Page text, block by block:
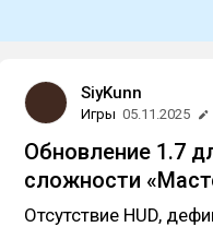
SiyKunn
Игры 05.11.2025
Обновление 1.7
сложности
Отсутствие HUD,